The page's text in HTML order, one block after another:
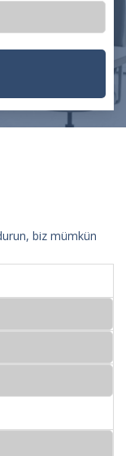
biz mümkün